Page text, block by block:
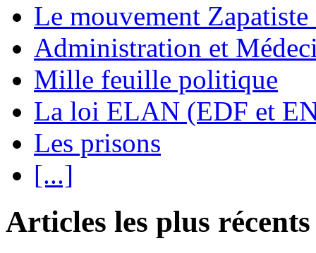
Le mouvement
Administration et
Mille feuille politique
La loi ELAN (EDF et
Les prisons
[...]
Articles les plus récents